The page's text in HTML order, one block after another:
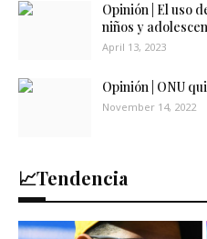
Opinión | El uso
niños y
April 13, 2023
Opinión | ONU
November 14, 2022
📈Tendencia